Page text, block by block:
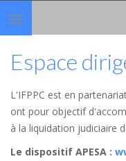
Toggle
navigation
Espace
L'IFPPC est en
ont pour objectif
à la liquidation judiciaire
Le dispositif APESA :